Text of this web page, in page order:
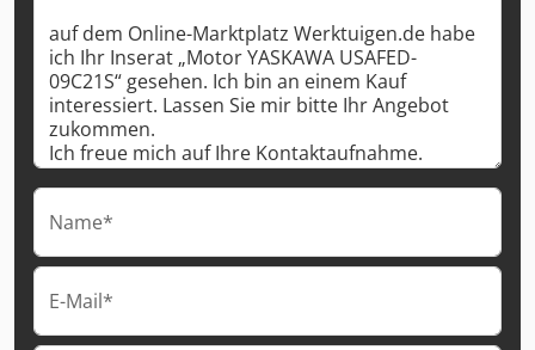
Name*
E-Mail*